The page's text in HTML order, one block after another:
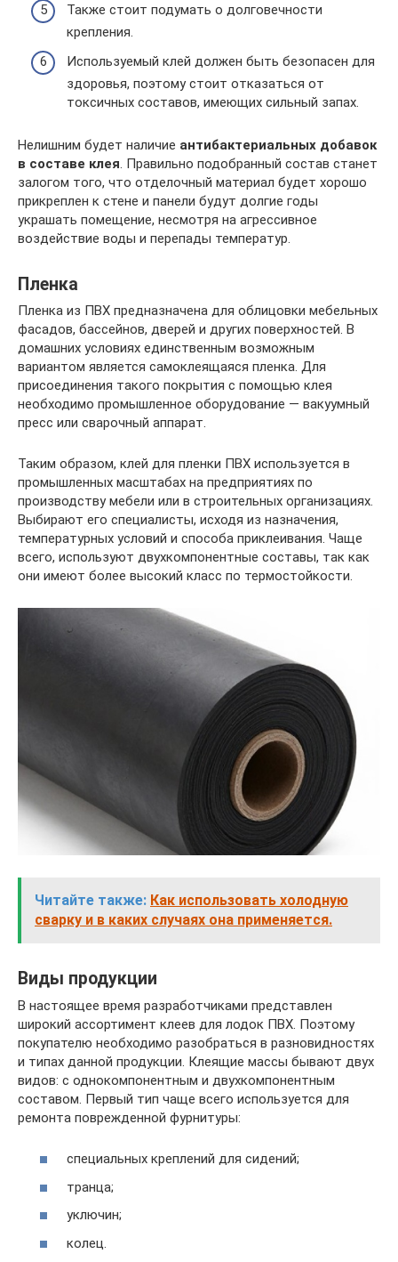
Также стоит подумать о долговечности
крепления.
Используемый клей должен быть безопасен для
здоровья, поэтому стоит отказаться от
токсичных составов, имеющих сильный запах.
Нелишним будет наличие антибактериальных добавок
в составе клея. Правильно подобранный состав станет
залогом того, что отделочный материал будет хорошо
прикреплен к стене и панели будут долгие годы
украшать помещение, несмотря на агрессивное
воздействие воды и перепады температур.
Пленка
Пленка из ПВХ предназначена для облицовки мебельных
фасадов, бассейнов, дверей и других поверхностей. В
домашних условиях единственным возможным
вариантом является самоклеящаяся пленка. Для
присоединения такого покрытия с помощью клея
необходимо промышленное оборудование — вакуумный
пресс или сварочный аппарат.
Таким образом, клей для пленки ПВХ используется в
промышленных масштабах на предприятиях по
производству мебели или в строительных организациях.
Выбирают его специалисты, исходя из назначения,
температурных условий и способа приклеивания. Чаще
всего, используют двухкомпонентные составы, так как
они имеют более высокий класс по термостойкости.
Читайте также: Как использовать холодную
сварку и в каких случаях она применяется.
Виды продукции
В настоящее время разработчиками представлен
широкий ассортимент клеев для лодок ПВХ. Поэтому
покупателю необходимо разобраться в разновидностях
и типах данной продукции. Клеящие массы бывают двух
видов: с однокомпонентным и двухкомпонентным
составом. Первый тип чаще всего используется для
ремонта поврежденной фурнитуры:
специальных креплений для сидений;
транца;
уключин;
колец.